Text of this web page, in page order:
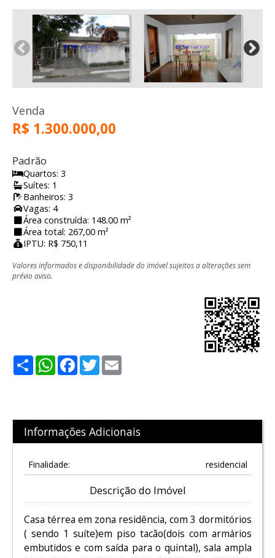
Venda
R$ 1.300.000,00
Padrão
Quartos: 3
Suítes: 1
Banheiros: 3
Vagas: 4
Área construída: 148.00 m²
Área total: 267,00 m²
IPTU: R$ 750,11
Valores informados e disponibilidade do imóvel sujeitos a alterações sem
prévio aviso.
ShareWhatsApp
Facebook
Twitter
Informações Adicionais
Finalidade: residencial
Descrição do Imóvel
Casa térrea em zona residência, com 3 dormitórios
( sendo 1 suíte)em piso tacão(dois com armários
embutidos e com saída para o quintal), sala ampla